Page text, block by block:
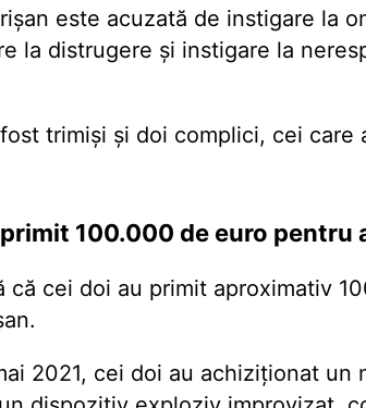
este acuzată de instigare la
la distrugere și instigare la
trimiși și doi complici, cei care
100.000 de euro pentru
că cei doi au primit aproximativ
2021, cei doi au achiziționat un